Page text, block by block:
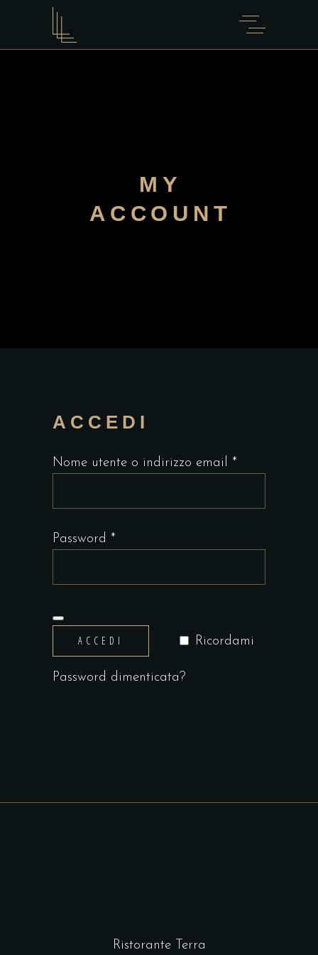
MY
ACCOUNT
ACCEDI
Nome utente o indirizzo email *
Password *
Ricordami
ACCEDI
Password dimenticata?
Ristorante Terra